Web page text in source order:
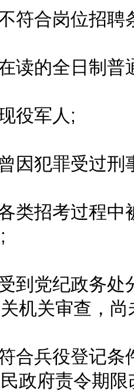
合岗位招聘
的全日制普
军人;
犯罪受过刑
招考过程中
党纪政务处
机关审查，
兵役登记条
政府责令期